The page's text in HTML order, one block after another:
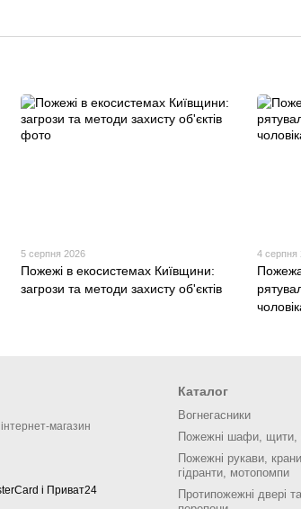
5 серпня 2026
Пожежі в екосистемах Київщини:
загрози та методи захисту об'єктів
4 серпня
інтернет-магазин
Каталог
Вогнегасники
Пожежні шафи, щити,
Пожежні рукави,
гідранти, мотопомпи
Протипожежні двері та